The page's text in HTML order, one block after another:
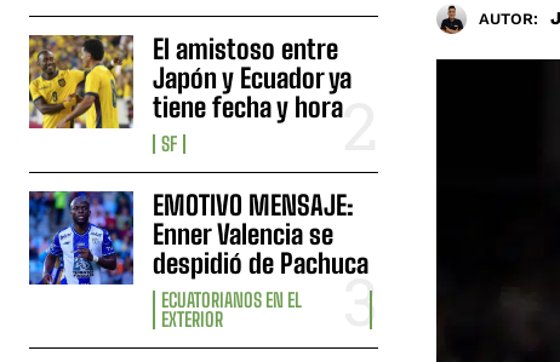
El amistoso entre
Japón y Ecuador ya
tiene fecha y hora
SF
EMOTIVO MENSAJE:
Enner Valencia se
despidió de Pachuca
ECUATORIANOS EN EL
EXTERIOR
AUTOR: